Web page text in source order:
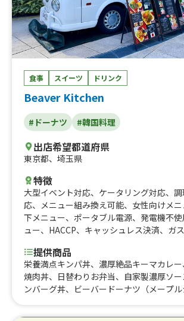
食事 スイーツ ドリンク
Beaver Kitchen
#ドーナツ #韓国料理
出店希望都道府県
東京都、 埼玉県
特徴
大型イベント対応、 ケータリング対応、
応、 メニュー組み換え可能、 女性向けメ
下メニュー、 ポータブル電源、 発電機不使
ュー、 HACCP、 キャッシュレス決済、 ガ
提供商品
栄養満点キンパ丼、濃厚絶品キーマカレ
焼肉丼、日替わりお弁当、自家製濃厚ソ
ンバーグ丼、ビーバードーナツ（メープ
ードアップルパイドーナツ、ビーバード